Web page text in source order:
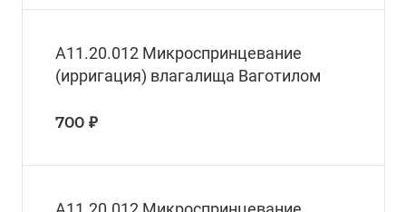
А11.20.012 Микроспринцевание
(ирригация) влагалища Ваготилом
700 ₽